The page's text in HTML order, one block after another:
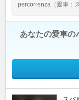
percorrenza （愛車：
あなたの愛車の